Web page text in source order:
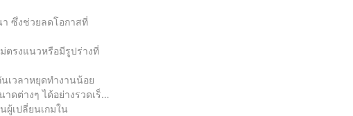
า ซึ่งช่วยลดโอกาสที่
ตรงแนวหรือมีรูปร่างที่
เวลาหยุดทำงานน้อย
ดต่างๆ ได้อย่างรวดเร็ว
ผู้เปลี่ยนเกมใน